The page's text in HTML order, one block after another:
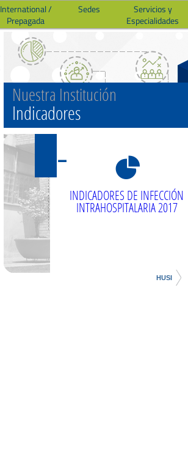
International /
Prepagada
Sedes
Servicios y
Especialidades
Nuestra Institución
Indicadores
8
INDICADORES DE INFECCIÓN
INTRAHOSPITALARIA 2017
HUSI